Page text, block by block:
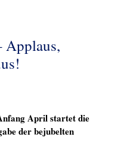
Applaus,
April startet die
der bejubelten